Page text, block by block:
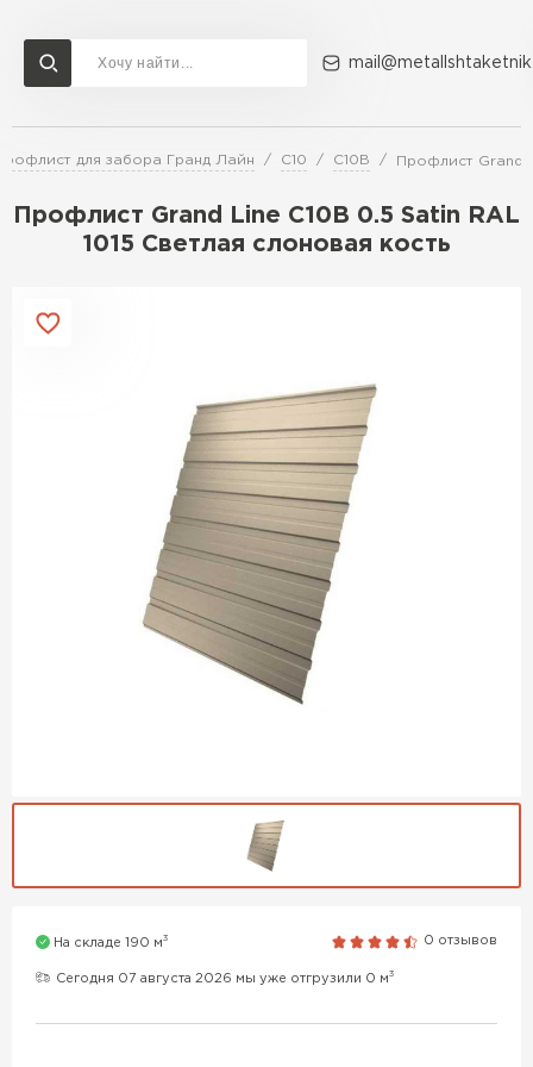
для забора Гранд Лайн С10 С10В Профлист Grand
Профлист Grand Line C10В 0.5 Satin RAL
1015 Светлая слоновая кость
На складе 190 м3 0 отзывов
Сегодня 07 августа 2026 мы уже отгрузили 0 м3
Доставка и оплата Акции О компании Контакты
Перейти в каталог